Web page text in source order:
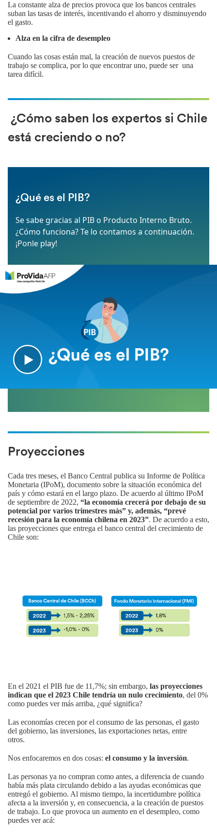
La constante alza de precios provoca que los bancos centrales
suban las tasas de interés, incentivando el ahorro y disminuyendo
el gasto.
Alza en la cifra de desempleo
Cuando las cosas están mal, la creación de nuevos puestos de
trabajo se complica, por lo que encontrar uno, puede ser una
tarea difícil.
¿Cómo saben los expertos si Chile
está creciendo o no?
¿Qué es el PIB?
Se sabe gracias al PIB o Producto Interno Bruto.
¿Cómo funciona? Te lo contamos a continuación.
¡Ponle play!
Proyecciones
Cada tres meses, el Banco Central publica su Informe de Política
Monetaria (IPoM), documento sobre la situación económica del
país y cómo estará en el largo plazo. De acuerdo al último IPoM
de septiembre de 2022, “la economía crecerá por debajo de su
potencial por varios trimestres más” y, además, “prevé
recesión para la economía chilena en 2023”. De acuerdo a esto,
las proyecciones que entrega el banco central del crecimiento de
Chile son:
En el 2021 el PIB fue de 11,7%; sin embargo, las proyecciones
indican que el 2023 Chile tendría un nulo crecimiento, del 0%
como puedes ver más arriba, ¿qué significa?
Las economías crecen por el consumo de las personas, el gasto
del gobierno, las inversiones, las exportaciones netas, entre
otros.
Nos enfocaremos en dos cosas: el consumo y la inversión.
Las personas ya no compran como antes, a diferencia de cuando
había más plata circulando debido a las ayudas económicas que
entregó el gobierno. Al mismo tiempo, la incertidumbre política
afecta a la inversión y, en consecuencia, a la creación de puestos
de trabajo. Lo que provoca un aumento en el desempleo, como
puedes ver acá: